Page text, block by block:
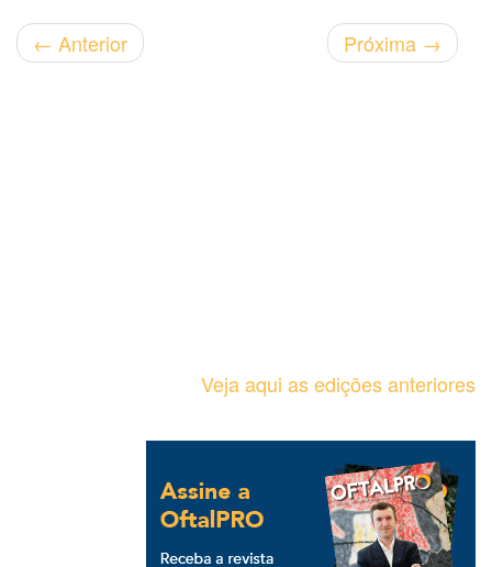
← Anterior Próxima →
Veja aqui as edições anteriores